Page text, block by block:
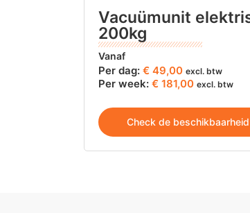
Vacuümunit
200kg
Vanaf
Per dag:€ 49,00 excl. btw
Per week:€ 181,00 excl. btw
Check de beschikbaarheid